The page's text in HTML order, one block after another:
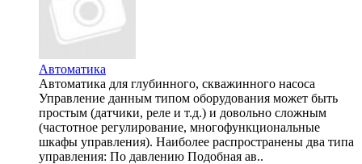
Автоматика
Автоматика для глубинного, скважинного насоса
Управление данным типом оборудования может быть
простым (датчики, реле и т.д.) и довольно сложным
(частотное регулирование, многофункциональные
шкафы управления). Наиболее распространены два типа
управления: По давлению Подобная ав..